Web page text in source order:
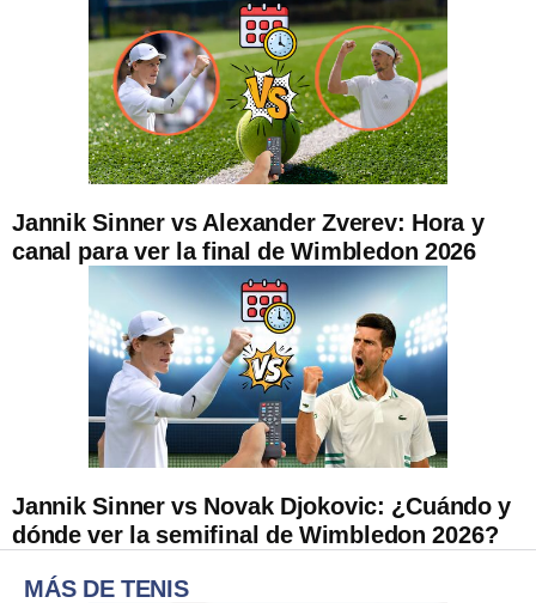
Jannik Sinner vs Alexander Zverev: Hora y
canal para ver la final de Wimbledon 2026
Jannik Sinner vs Novak Djokovic: ¿Cuándo y
dónde ver la semifinal de Wimbledon 2026?
MÁS DE TENIS